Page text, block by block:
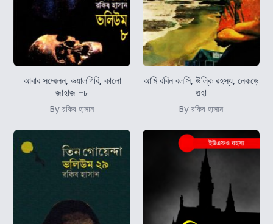
আবার সম্মেলন, ভয়ালগিরি, কালো
জাহাজ -৮
By রকিব হাসান
আমি রবিন বলসি, উল্কি রহস্য, নেকড়ে
গুহা
By রকিব হাসান